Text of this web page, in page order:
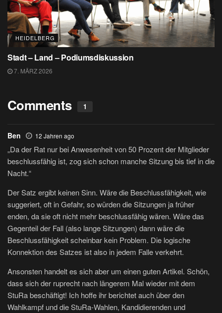
HEIDELBERG
Stadt – Land – Podiumsdiskussion
7. MÄRZ 2026
Comments 1
Ben 12 Jahren ago
„Da der Rat nur bei Anwesenheit von 50 Prozent der Mitglieder
beschlussfähig ist, zog sich schon manche Sitzung bis tief in die
Nacht.“
Der Satz ergibt keinen Sinn. Wäre die Beschlussfähigkeit, wie
suggeriert, oft in Gefahr, so würden die Sitzungen ja früher
enden, da sie oft nicht mehr beschlussfähig wären. Wäre das
Gegenteil der Fall (also lange Sitzungen) dann wäre die
Beschlussfähigkeit scheinbar kein Problem. Die logische
Konnektion des Satzes ist also in jedem Falle verkehrt.
Ansonsten handelt es sich aber um einen guten Artikel. Schön,
dass sich der ruprecht nach längerem Mal wieder mit dem
StuRa beschäftigt! Ich hoffe ihr berichtet auch über den
Wahlkampf und die StuRa-Wahlen, Kandidierenden und